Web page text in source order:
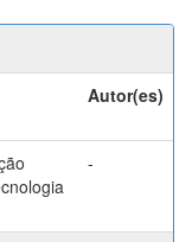
Autor(es)
-